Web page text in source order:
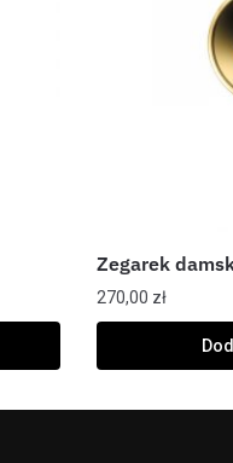
Zegarek
270,00 zł